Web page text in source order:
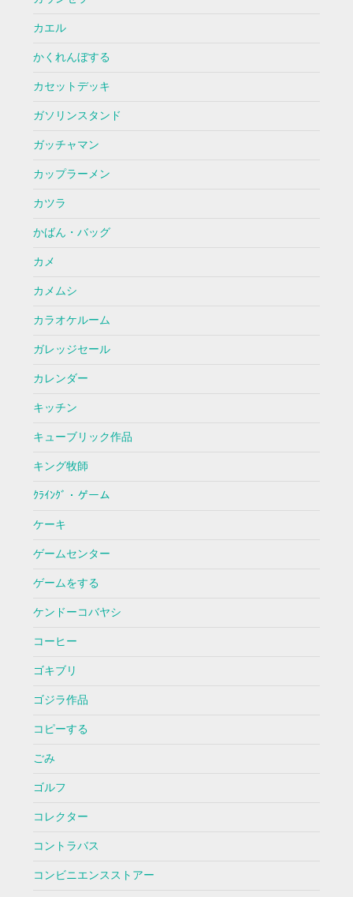
カエル
かくれんぼする
カセットデッキ
ガソリンスタンド
ガッチャマン
カップラーメン
カツラ
かばん・バッグ
カメ
カメムシ
カラオケルーム
ガレッジセール
カレンダー
キッチン
キューブリック作品
キング牧師
ｸﾗｲﾝｸﾞ・ゲーム
ケーキ
ゲームセンター
ゲームをする
ケンドーコバヤシ
コーヒー
ゴキブリ
ゴジラ作品
コピーする
ごみ
ゴルフ
コレクター
コントラバス
コンビニエンスストアー